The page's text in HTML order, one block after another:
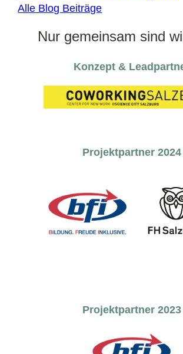
Alle Blog Beiträge
Nur gemeinsam sind
Konzept &
Projektpartner 2024
Projektpartner 2023